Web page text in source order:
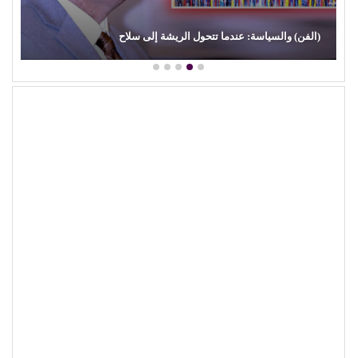
(الفن) والسياسة: عندما تتحول الريشة إلى سلاح